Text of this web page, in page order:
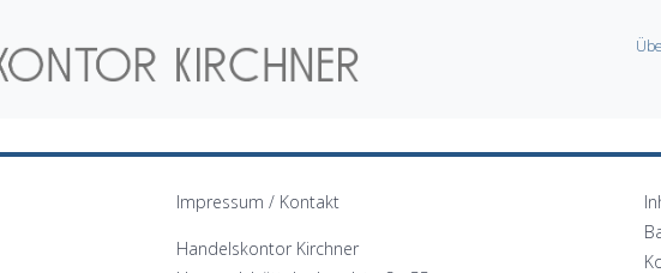
Impressum / Kontakt
Handelskontor Kirchner